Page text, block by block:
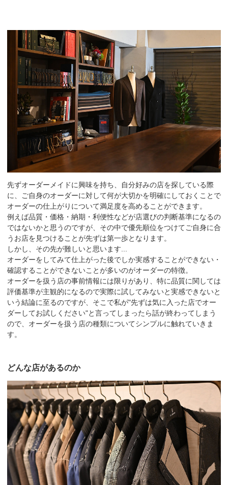
先ずオーダーメイドに興味を持ち、自分好みの店を探している際
に、ご自身のオーダーに対して何が大切かを明確にしておくことで
オーダーの仕上がりについて満足度を高めることができます。
例えば品質・価格・納期・利便性などが店選びの判断基準になるの
ではないかと思うのですが、その中で優先順位をつけてご自身に合
うお店を見つけることが先ずは第一歩となります。
しかし、その先が難しいと思います...
オーダーをしてみて仕上がった後でしか実感することができない・
確認することができないことが多いのがオーダーの特徴。
オーダーを扱う店の事前情報には限りがあり、特に品質に関しては
評価基準が主観的になるので実際に試してみないと実感できないと
いう結論に至るのですが、そこで私が"先ずは気に入った店でオー
ダーしてお試しください"と言ってしまったら話が終わってしまう
ので、オーダーを扱う店の種類についてシンプルに触れていきま
す。
どんな店があるのか